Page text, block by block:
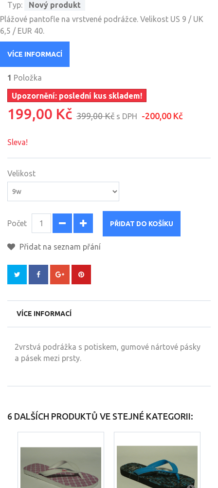
Typ:
Nový produkt
Plážové pantofle na vrstvené podrážce. Velikost US 9 / UK
6,5 / EUR 40.
VÍCE INFORMACÍ
1 Položka
Upozornění: poslední kus skladem!
199,00 Kč 399,00 Kč s DPH -200,00 Kč
Sleva!
Velikost
Počet PŘIDAT DO KOŠÍKU
Přidat na seznam přání
VÍCE INFORMACÍ
2vrstvá podrážka s potiskem, gumové nártové pásky
a pásek mezi prsty.
6 DALŠÍCH PRODUKTŮ VE STEJNÉ KATEGORII: